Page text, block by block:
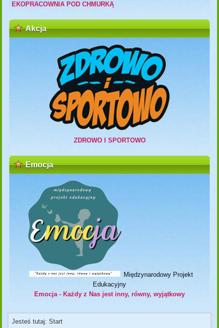
EKOPRACOWNIA POD CHMURKĄ
Akcja
ZDROWO I SPORTOWO
Emocja
Międzynarodowy Projekt
Edukacyjny
Emocja - Każdy z Nas jest inny, równy, wyjątkowy
Jesteś tutaj:Start